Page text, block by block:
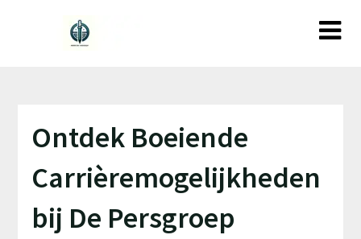
Ontdek Boeiende
Carrièremogelijkheden
bij De Persgroep